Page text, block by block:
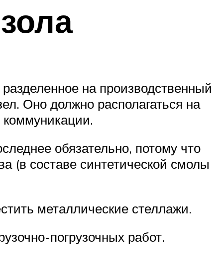
на производственный
Оно должно располагаться на
обязательно, потому что
(в составе синтетической смолы
металлические стеллажи.
погрузочных работ.